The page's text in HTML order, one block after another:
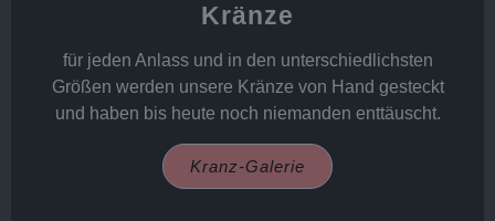
Kränze
für jeden Anlass und in den unterschiedlichsten
Größen werden unsere Kränze von Hand gesteckt
und haben bis heute noch niemanden enttäuscht.
Kranz-Galerie